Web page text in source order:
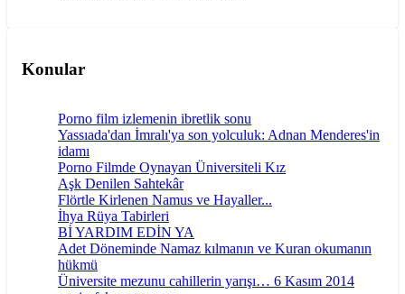
Konular
Porno film izlemenin ibretlik sonu
Yassıada'dan İmralı'ya son yolculuk: Adnan Menderes'in
idamı
Porno Filmde Oynayan Üniversiteli Kız
Aşk Denilen Sahtekâr
Flörtle Kirlenen Namus ve Hayaller...
İhya Rüya Tabirleri
Bİ YARDIM EDİN YA
Adet Döneminde Namaz kılmanın ve Kuran okumanın
hükmü
Üniversite mezunu cahillerin yarışı… 6 Kasım 2014